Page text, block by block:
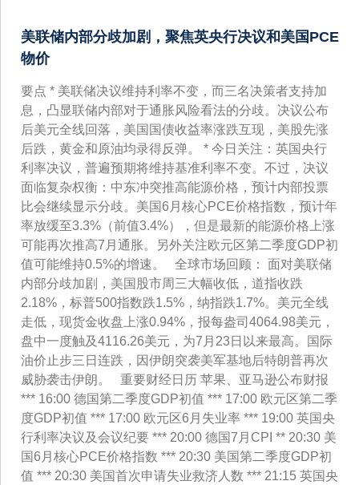
美联储内部分歧加剧，聚焦英央行决议和美国PCE
物价
要点 * 美联储决议维持利率不变，而三名决策者支持加
息，凸显联储内部对于通胀风险看法的分歧。决议公布
后美元全线回落，美国国债收益率涨跌互现，美股先涨
后跌，黄金和原油均录得反弹。 * 今日关注：英国央行
利率决议，普遍预期将维持基准利率不变。不过，决议
面临复杂权衡：中东冲突推高能源价格，预计内部投票
比会继续显示分歧。美国6月核心PCE价格指数，预计年
率放缓至3.3%（前值3.4%），但是最新的能源价格上涨
可能再次推高7月通胀。另外关注欧元区第二季度GDP初
值可能维持0.5%的增速。 全球市场回顾： 面对美联储
内部分歧加剧，美国股市周三大幅收低，道指收跌
2.18%，标普500指数跌1.5%，纳指跌1.7%。美元全线
走低，现货金收盘上涨0.94%，报每盎司4064.98美元，
盘中一度触及4116.26美元，为7月23日以来最高。国际
油价止步三日连跌，因伊朗突袭美军基地后特朗普再次
威胁袭击伊朗。 重要财经日历 苹果、亚马逊公布财报
*** 16:00 德国第二季度GDP初值 *** 17:00 欧元区第二季
度GDP初值 *** 17:00 欧元区6月失业率 *** 19:00 英国央
行利率决议及会议纪要 *** 20:00 德国7月CPI ** 20:30 美
国6月核心PCE价格指数 *** 20:30 美国第二季度GDP初
值 *** 20:30 美国首次申请失业救济人数 *** 21:15 英国央